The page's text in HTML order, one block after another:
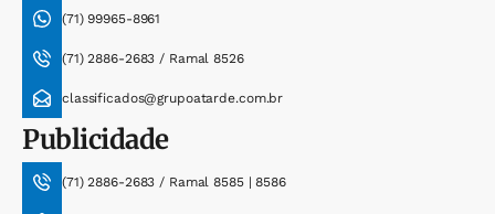
(71) 99965-8961
(71) 2886-2683 / Ramal 8526
classificados@grupoatarde.com.br
Publicidade
(71) 2886-2683 / Ramal 8585 | 8586